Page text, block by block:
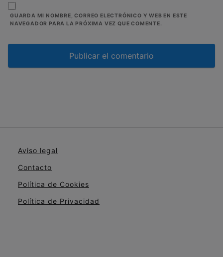
GUARDA MI NOMBRE, CORREO ELECTRÓNICO Y WEB EN ESTE
NAVEGADOR PARA LA PRÓXIMA VEZ QUE COMENTE.
Aviso legal
Contacto
Política de Cookies
Política de Privacidad